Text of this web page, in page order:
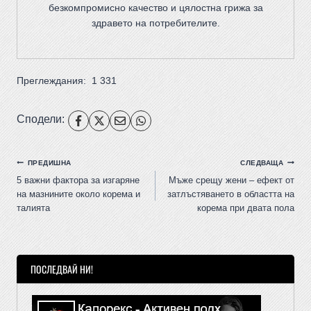
безкомпромисно качество и цялостна грижа за
здравето на потребителите.
Преглеждания: 1 331
Сподели:
ПРЕДИШНА
5 важни фактора за изгаряне
на мазнините около корема и
талията
СЛЕДВАЩА
Мъже срещу жени – ефект от
затлъстяването в областта на
корема при двата пола
ПОСЛЕДВАЙ НИ!